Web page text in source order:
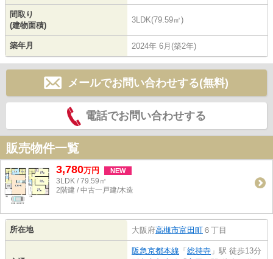
間取り
(建物面積)
3LDK(79.59㎡)
築年月 2024年 6月(築2年)
メールでお問い合わせする(無料)
電話でお問い合わせする
販売物件一覧
3,780万円 NEW
3LDK / 79.59㎡
2階建 / 中古一戸建/木造
所在地 大阪府高槻市富田町 ６丁目
阪急京都本線 「 総持寺 」駅 徒歩13分